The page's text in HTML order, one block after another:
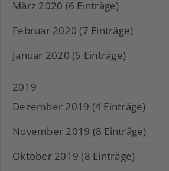
März 2020 (6 Einträge)
Februar 2020 (7 Einträge)
Januar 2020 (5 Einträge)
2019
Dezember 2019 (4 Einträge)
November 2019 (8 Einträge)
Oktober 2019 (8 Einträge)